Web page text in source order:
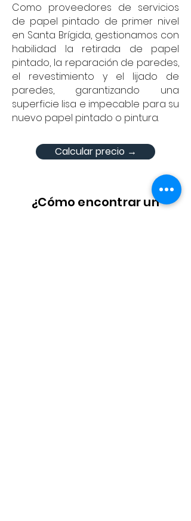
Como proveedores de servicios
de papel pintado de primer nivel
en Santa Brígida, gestionamos con
habilidad la retirada de papel
pintado, la reparación de paredes,
el revestimiento y el lijado de
paredes, garantizando una
superficie lisa e impecable para su
nuevo papel pintado o pintura.
Calcular precio →
¿Cómo encontrar un